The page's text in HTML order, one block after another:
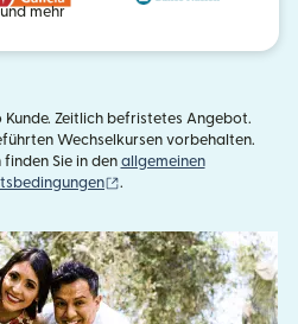
und mehr
Kunde. Zeitlich befristetes Angebot.
Wechselkursen vorbehalten.
Sie in den allgemeinen
.